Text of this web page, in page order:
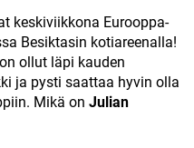
keskiviikkona Eurooppa-
Besiktasin kotiareenalla!
ollut läpi kauden
ja pysti saattaa hyvin olla
Mikä on Julian